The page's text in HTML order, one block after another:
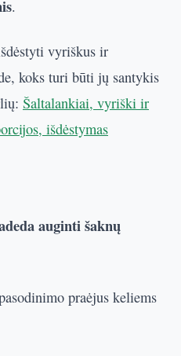
.
vyriškus ir
koks turi būti jų santykis
Šaltalankiai, vyriški ir
išdėstymas
auginti šaknų
praėjus keliems